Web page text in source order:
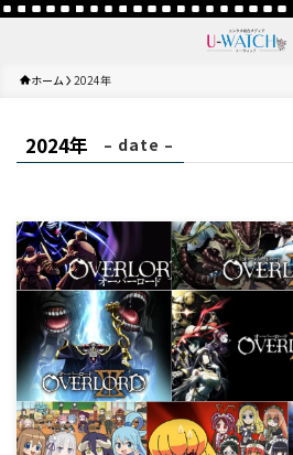
ホーム 2024年
2024年 – date –